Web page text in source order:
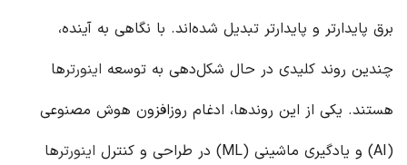
برق پایدارتر و پایدارتر تبدیل شده‌اند. با نگاهی به آینده،
چندین روند کلیدی در حال شکل‌دهی به توسعه اینورترها
هستند. یکی از این روندها، ادغام روزافزون هوش مصنوعی
(AI) و یادگیری ماشینی (ML) در طراحی و کنترل
اینورترها